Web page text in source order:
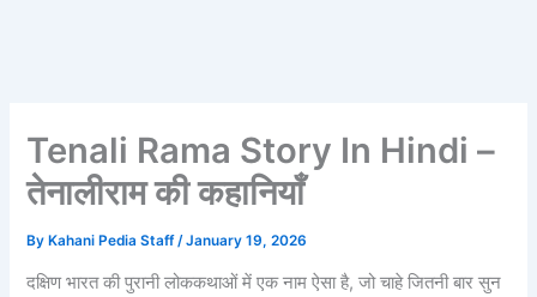
Tenali Rama Story In Hindi –
तेनालीराम की कहानियाँ
ByKahani Pedia Staff /January 19, 2026
दक्षिण भारत की पुरानी लोककथाओं में एक नाम ऐसा है, जो चाहे जितनी बार सुन